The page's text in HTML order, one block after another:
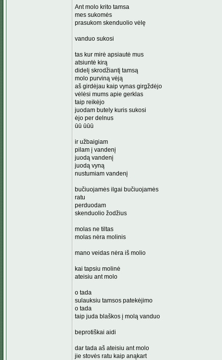
Ant molo krito tamsa
mes sukomės
prasukom skenduolio vėlę
vanduo sukosi
tas kur mirė apsiautė mus
atsiuntė kirą
didelį skrodžiantį tamsą
molo purviną vėją
aš girdėjau kaip vynas girgždėjo
vėlėsi mums apie gerklas
taip reikėjo
juodam butely kuris sukosi
ėjo per delnus
ūū ūūū
ir užbaigiam
pilam į vandenį
juodą vandenį
juodą vyną
nustumiam vandenį
bučiuojamės ilgai bučiuojamės
ratu
perduodam
skenduolio žodžius
molas ne tiltas
molas nėra molinis
mano veidas nėra iš molio
kai tapsiu molinė
ateisiu ant molo
o tada
sulauksiu tamsos patekėjimo
o tada
taip juda blaškos į molą vanduo
beprotiškai aidi
dar tada aš ateisiu ant molo
jie stovės ratu kaip anąkart